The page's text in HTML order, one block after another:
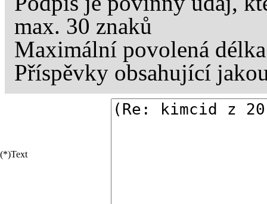
max. 30 znaků
Maximální povolená
Příspěvky obsahující
(*)Text